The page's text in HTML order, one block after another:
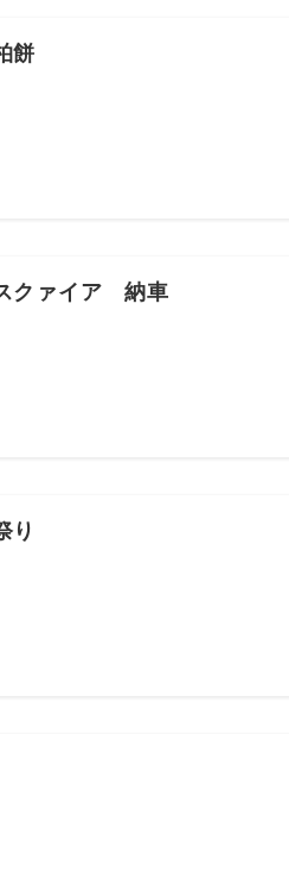
餅
クァイア 納車
り
963-1500